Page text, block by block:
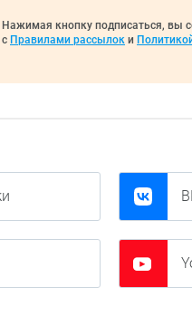
Нажимая кнопку подписаться, вы
с Правилами рассылок и